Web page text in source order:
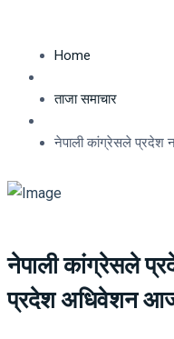
Home
ताजा समाचार
नेपाली कांग्रेसले प्रदेश
नेपाली कांग्रेसले
प्रदेश अधिवेशन